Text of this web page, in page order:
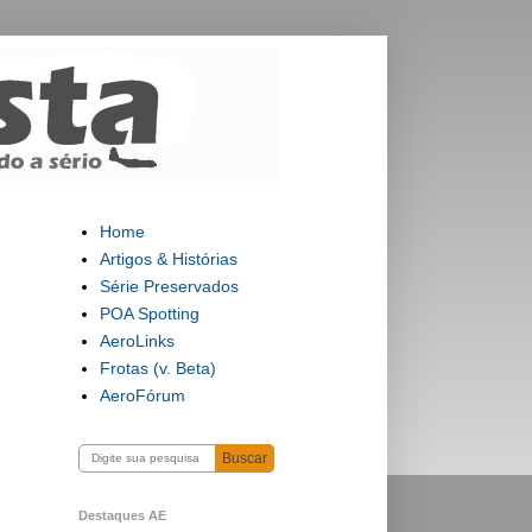
Home
Artigos & Histórias
Série Preservados
POA Spotting
AeroLinks
Frotas (v. Beta)
AeroFórum
Buscar
Destaques AE